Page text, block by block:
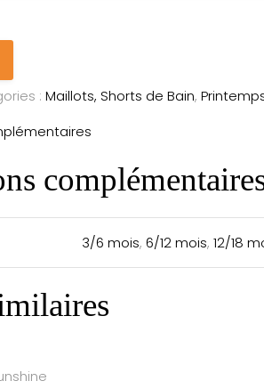
: Maillots, Shorts de Bain,
3/6 mois, 6/12 mois, 12/18